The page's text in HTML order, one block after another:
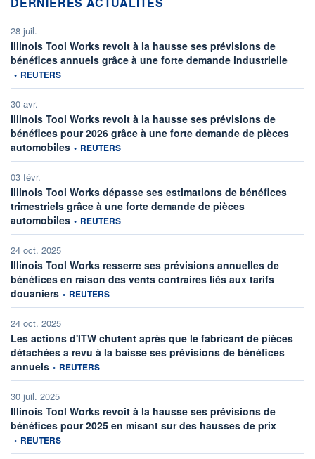
28 juil.
Illinois Tool Works revoit à la hausse ses prévisions de
bénéfices annuels grâce à une forte demande industrielle
• REUTERS
30 avr.
Illinois Tool Works revoit à la hausse ses prévisions de
bénéfices pour 2026 grâce à une forte demande de pièces
automobiles information fournie par
• REUTERS
03 févr.
Illinois Tool Works dépasse ses estimations de bénéfices
trimestriels grâce à une forte demande de pièces
automobiles information fournie par
• REUTERS
24 oct. 2025
Illinois Tool Works resserre ses prévisions annuelles de
bénéfices en raison des vents contraires liés aux tarifs
douaniers information fournie par
• REUTERS
24 oct. 2025
Les actions d'ITW chutent après que le fabricant de pièces
détachées a revu à la baisse ses prévisions de bénéfices
annuels information fournie par
• REUTERS
30 juil. 2025
Illinois Tool Works revoit à la hausse ses prévisions de
bénéfices pour 2025 en misant sur des hausses de prix
• REUTERS